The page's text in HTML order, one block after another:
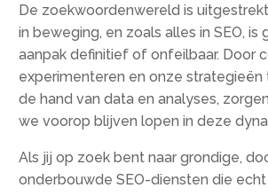
De zoekwoordenwereld is
in beweging, en zoals alles in SEO, is
aanpak definitief of onfeilbaar.​ Door
experimenteren en onze strategieën
de hand van data en analyses,
we voorop blijven lopen in deze
Als jij op zoek bent naar grondige,
onderbouwde SEO-diensten die